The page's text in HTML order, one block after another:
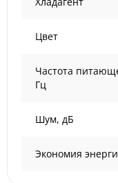
Цвет
Частота
Гц
Шум, дБ
Экономия